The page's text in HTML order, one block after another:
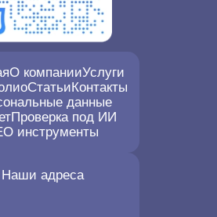
О компанииУслуги
СтатьиКонтакты
данные
Проверка под ИИ
инструменты
Наши адреса